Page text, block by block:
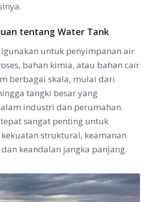
tentang Water Tank
untuk penyimpanan air
bahan kimia, atau bahan cair
berbagai skala, mulai dari
tangki besar yang
industri dan perumahan.
sangat penting untuk
struktural, keamanan
keandalan jangka panjang.